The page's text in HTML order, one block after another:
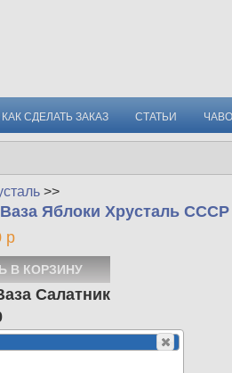
КАК СДЕЛАТЬ ЗАКАЗ СТАТЬИ ЧАВО
>>
Ваза Яблоки Хрусталь
р
Салатник